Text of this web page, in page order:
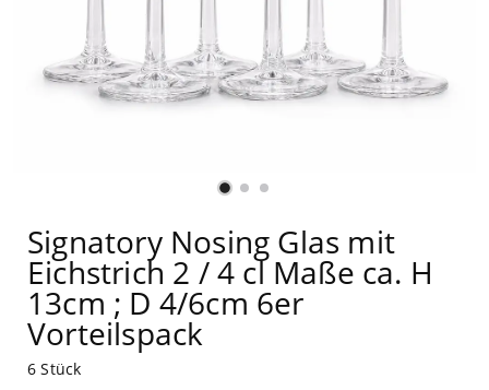
Signatory Nosing Glas mit
Eichstrich 2 / 4 cl Maße ca. H
13cm ; D 4/6cm 6er
Vorteilspack
6 Stück